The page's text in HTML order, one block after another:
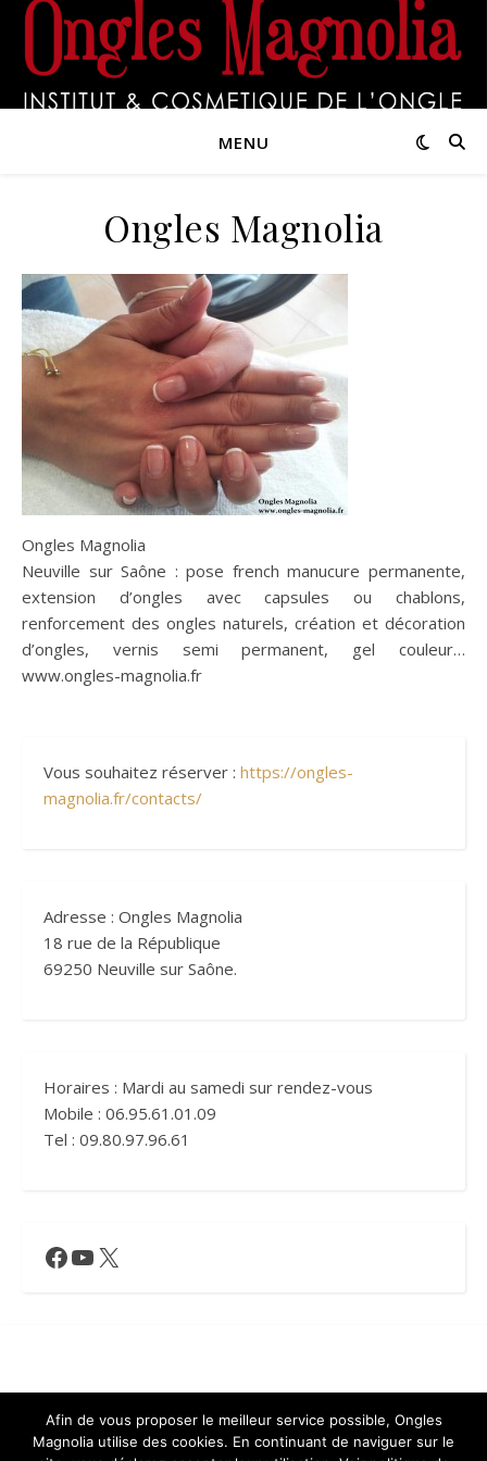
MENU
Ongles Magnolia
Ongles Magnolia
Neuville sur Saône : pose french manucure permanente,
extension d’ongles avec capsules ou chablons,
renforcement des ongles naturels, création et décoration
d’ongles, vernis semi permanent, gel couleur…
www.ongles-magnolia.fr
Vous souhaitez réserver : https://ongles-
magnolia.fr/contacts/
Adresse : Ongles Magnolia
18 rue de la République
69250 Neuville sur Saône.
Horaires : Mardi au samedi sur rendez-vous
Mobile : 06.95.61.01.09
Tel : 09.80.97.96.61
Facebook
YouTube
X
Afin de vous proposer le meilleur service possible, Ongles
Magnolia utilise des cookies. En continuant de naviguer sur le